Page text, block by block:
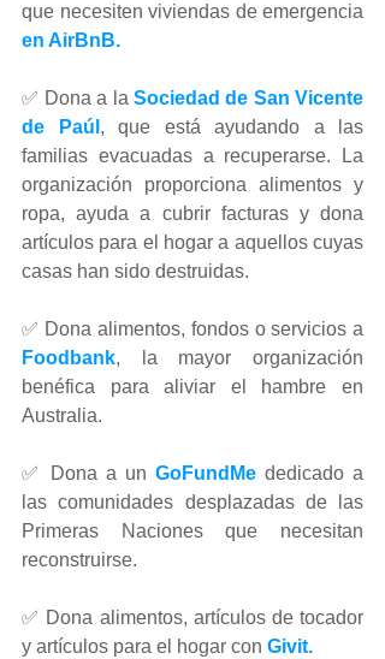
en AirBnB.
✅ Dona a la Sociedad de San Vicente
de Paúl , que está ayudando a las
familias evacuadas a recuperarse. La
organización proporciona alimentos y
ropa, ayuda a cubrir facturas y dona
artículos para el hogar a aquellos cuyas
casas han sido destruidas.
Foodbank, la mayor organización
benéfica para aliviar el hambre en
Australia.
✅ Dona a un GoFundMe dedicado a
las comunidades desplazadas de las
Primeras Naciones que necesitan
reconstruirse.
✅ Dona alimentos, artículos de tocador
y artículos para el hogar con Givit.